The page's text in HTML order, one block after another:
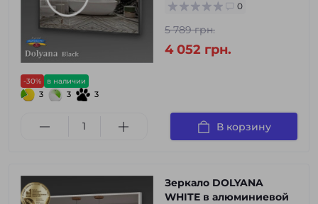
-30% в наличии
3 3 3
0
5 789 грн.
4 052 грн.
В корзину
Зеркало DOLYANA
WHITE в алюминиевой